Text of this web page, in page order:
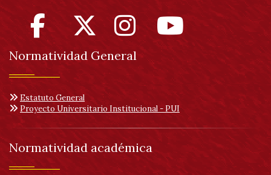
Normatividad General
Estatuto General
Proyecto Universitario Institucional - PUI
Normatividad académica